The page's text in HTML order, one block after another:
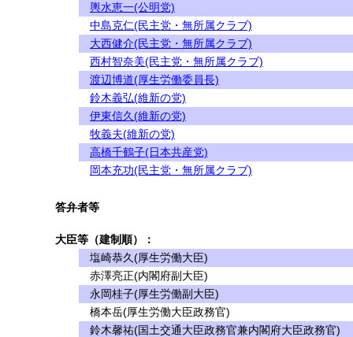
輿水恵一(公明党)
中島克仁(民主党・無所属クラブ)
大西健介(民主党・無所属クラブ)
西村智奈美(民主党・無所属クラブ)
渡辺博道(厚生労働委員長)
鈴木義弘(維新の党)
伊東信久(維新の党)
牧義夫(維新の党)
高橋千鶴子(日本共産党)
岡本充功(民主党・無所属クラブ)
答弁者等
大臣等（建制順）：
塩崎恭久(厚生労働大臣)
赤澤亮正(内閣府副大臣)
永岡桂子(厚生労働副大臣)
橋本岳(厚生労働大臣政務官)
鈴木馨祐(国土交通大臣政務官兼内閣府大臣政務官)